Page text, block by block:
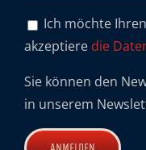
Ich möchte
akzeptiere die
Sie können den
in unserem